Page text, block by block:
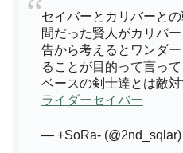
セイバーとカリバーと
間だった賢人がカリバ
告から考えるとワンダ
ることが目的って言っ
ベースの剣士達とは敵
ライダーセイバー
— +SoRa- (@2nd_sqlar)